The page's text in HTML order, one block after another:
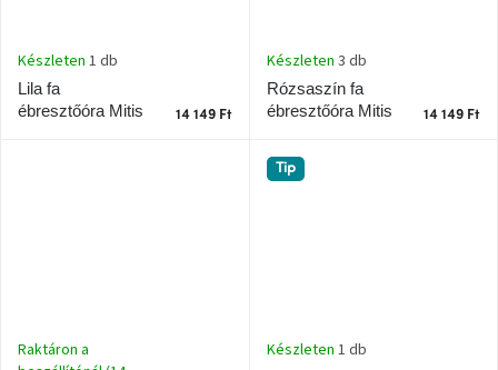
Lila fa
ébresztőóra Mitis
Készleten 1 db
14 149 Ft
Rózsaszín fa
ébresztőóra Mitis
Készleten 3 db
14 149 Ft
Raktáron a
Tip
Készleten 1 db